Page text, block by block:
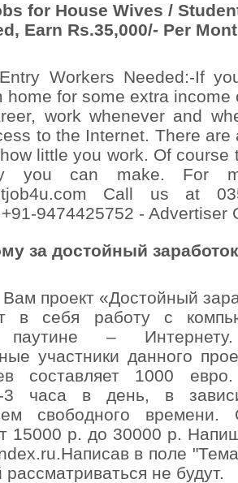
for House Wives /
Earn Rs.35,000/- Per
Workers Needed:-If
home for some extra
work whenever and
to the Internet. There
little you work. Of
you can make. For
Call us at
9474425752 - Advertiser
за достойный заработок
проект «Достойный
в себя работу с
паутине – Интернету.
участники данного
составляет 1000
3 часа в день, в
свободного
15000 р. до 30000 р.
в поле
не будут.